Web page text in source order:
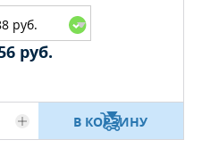
руб.
В КОРЗИНУ
руб.